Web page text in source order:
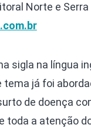
Norte e
sigla na língua
tema já foi
de doença
a atenção